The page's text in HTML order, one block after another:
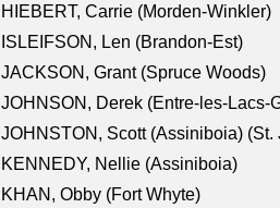
HIEBERT, Carrie (Morden-Winkler)
ISLEIFSON, Len (Brandon-Est)
JACKSON, Grant (Spruce Woods)
JOHNSON, Derek (Entre-les-Lacs-
JOHNSTON, Scott (Assiniboia) (St.
KENNEDY, Nellie (Assiniboia)
KHAN, Obby (Fort Whyte)